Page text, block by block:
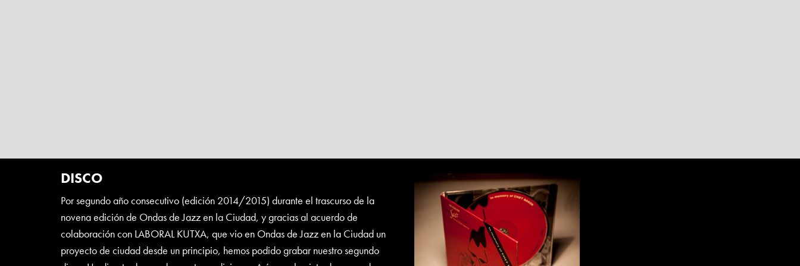
DISCO
Por segundo año consecutivo (edición 2014/2015) durante el trascurso de la
novena edición de Ondas de Jazz en la Ciudad, y gracias al acuerdo de
colaboración con LABORAL KUTXA, que vio en Ondas de Jazz en la Ciudad un
proyecto de ciudad desde un principio, hemos podido grabar nuestro segundo